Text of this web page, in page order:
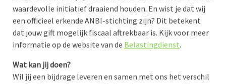
waardevolle initiatief draaiend houden. En wist je dat wij
een officieel erkende ANBI-stichting zijn? Dit betekent
dat jouw gift mogelijk fiscaal aftrekbaar is. Kijk voor meer
informatie op de website van de Belastingdienst.
Wat kan jij doen?
Wil jij een bijdrage leveren en samen met ons het verschil